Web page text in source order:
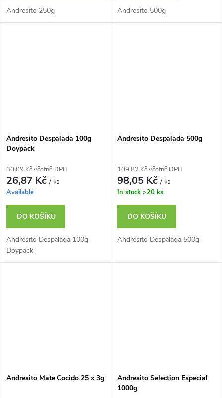
Andresito 250g Andresito 500g
Andresito Despalada 100g
Doypack
30,09 Kč včetně DPH
26,87 Kč/ ks
Available
DO KOŠÍKU
Andresito Despalada 100g
Doypack
Andresito Despalada 500g
109,82 Kč včetně DPH
98,05 Kč/ ks
In stock >20 ks
DO KOŠÍKU
Andresito Despalada 500g
Andresito Mate Cocido 25 x 3g
Andresito Selection Especial
1000g